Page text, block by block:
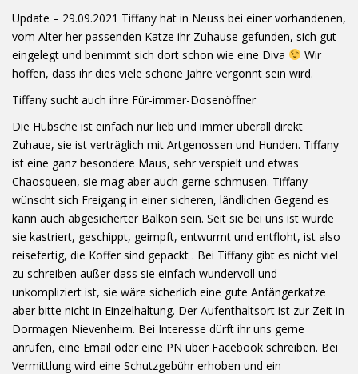
Update – 29.09.2021 Tiffany hat in Neuss bei einer vorhandenen,
vom Alter her passenden Katze ihr Zuhause gefunden, sich gut
eingelegt und benimmt sich dort schon wie eine Diva
Wir
hoffen, dass ihr dies viele schöne Jahre vergönnt sein wird.
Tiffany sucht auch ihre Für-immer-Dosenöffner
Die Hübsche ist einfach nur lieb und immer überall direkt
Zuhaue, sie ist verträglich mit Artgenossen und Hunden. Tiffany
ist eine ganz besondere Maus, sehr verspielt und etwas
Chaosqueen, sie mag aber auch gerne schmusen. Tiffany
wünscht sich Freigang in einer sicheren, ländlichen Gegend es
kann auch abgesicherter Balkon sein. Seit sie bei uns ist wurde
sie kastriert, geschippt, geimpft, entwurmt und entfloht, ist also
reisefertig, die Koffer sind gepackt . Bei Tiffany gibt es nicht viel
zu schreiben außer dass sie einfach wundervoll und
unkompliziert ist, sie wäre sicherlich eine gute Anfängerkatze
aber bitte nicht in Einzelhaltung. Der Aufenthaltsort ist zur Zeit in
Dormagen Nievenheim. Bei Interesse dürft ihr uns gerne
anrufen, eine Email oder eine PN über Facebook schreiben. Bei
Vermittlung wird eine Schutzgebühr erhoben und ein